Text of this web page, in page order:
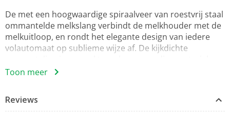
De met een hoogwaardige spiraalveer van roestvrij staal
ommantelde melkslang verbindt de melkhouder met de
melkuitloop, en rondt het elegante design van iedere
volautomaat op sublieme wijze af. De kijkdichte
en garandeert een uitstekende bescherming tegen UV-
direct gebruiksklare melkslang is de perfecte oplossing
Toon meer
Reviews